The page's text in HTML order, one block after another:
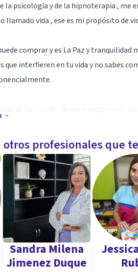
la psicología y de la hipnoterapia , me
vida , ese es mi propósito de
comprar y es La Paz y tranquilidad
que interfieren en tu vida y no sabes
California - USA.
otros profesionales que
Sandra Milena
Jimenez Duque